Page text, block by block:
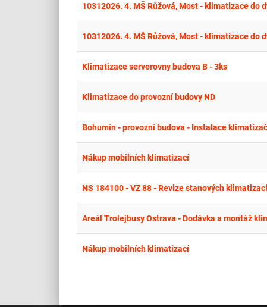
10312026. 4. MŠ Růžová, Most - klimatizace do
10312026. 4. MŠ Růžová, Most - klimatizace do
Klimatizace serverovny budova B - 3ks
Klimatizace do provozní budovy ND
Bohumín - provozní budova - Instalace
Nákup mobilních klimatizací
NS 184100 - VZ 88 - Revize stanových klimatizací
Areál Trolejbusy Ostrava - Dodávka a montáž
Nákup mobilních klimatizací